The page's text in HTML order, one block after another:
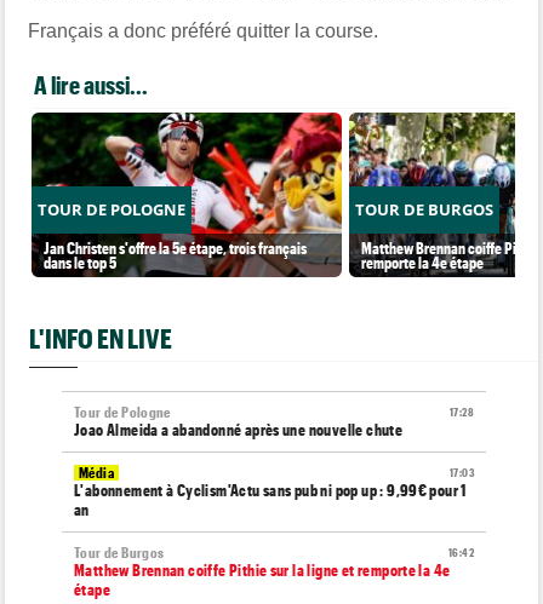
Français a donc préféré quitter la course.
A lire aussi...
TOUR DE POLOGNE
Jan Christen s'offre la 5e étape, trois français
dans le top 5
TOUR DE BURGOS
Matthew Brennan coiffe Pithie
remporte la 4e étape
L'INFO EN LIVE
17:28
Tour de Pologne
Joao Almeida a abandonné après une nouvelle chute
17:03
Média
L'abonnement à Cyclism'Actu sans pub ni pop up : 9,99€ pour 1
an
16:42
Tour de Burgos
Matthew Brennan coiffe Pithie sur la ligne et remporte la 4e
étape